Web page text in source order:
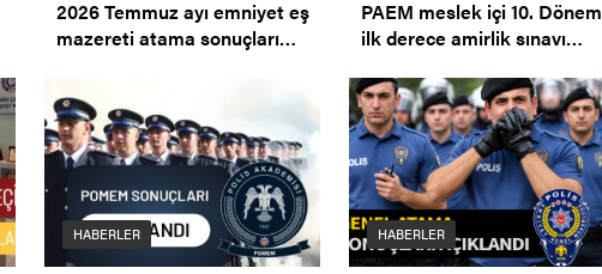
2026 Temmuz ayı emniyet eş
mazereti atama sonuçları
PAEM meslek içi 10. Dönem
ilk derece amirlik sınavı
HABERLER HABERLER